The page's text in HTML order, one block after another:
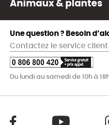
Animaux & plantes
Une question ? Besoin
Contactez le service client
Du lundi au samedi de 10h à